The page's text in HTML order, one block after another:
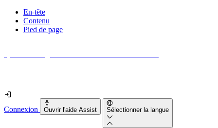
En-tête
Contenu
Pied de page
Connexion Ouvrir l'aide Assist Sélectionner la langue